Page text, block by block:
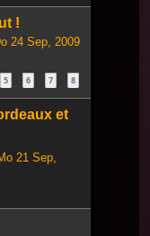
!
24 Sep, 2009
5 6 7 8
et
21 Sep,